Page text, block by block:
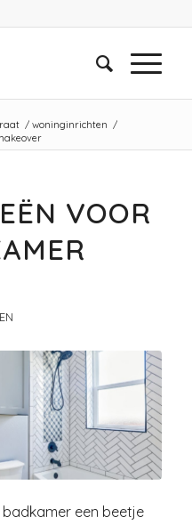
/ woninginrichten /
VOOR
een beetje